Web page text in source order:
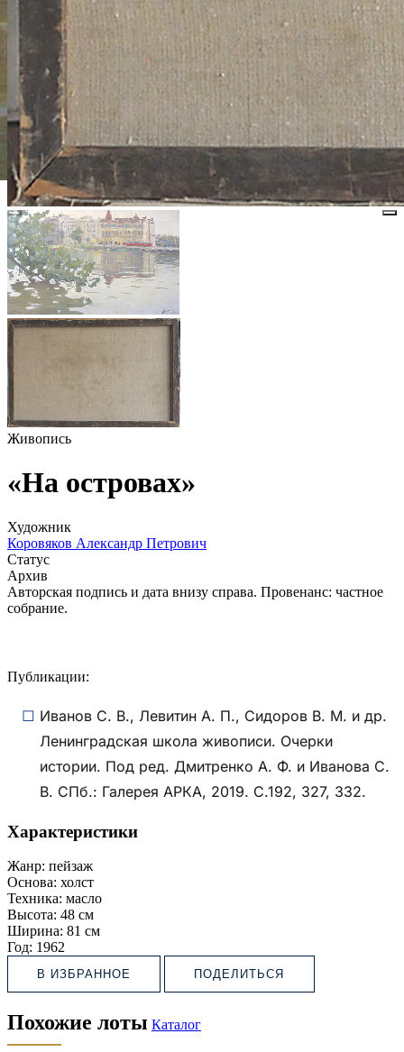
Живопись
«На островах»
Художник
Коровяков Александр Петрович
Статус
Архив
Авторская подпись и дата внизу справа. Провенанс: частное
собрание.
Публикации:
Иванов С. В., Левитин А. П., Сидоров В. М. и др.
Ленинградская школа живописи. Очерки
истории. Под ред. Дмитренко А. Ф. и Иванова С.
В. СПб.: Галерея АРКА, 2019. С.192, 327, 332.
Характеристики
Жанр: пейзаж
Основа: холст
Техника: масло
Высота: 48 см
Ширина: 81 см
Год: 1962
В ИЗБРАННОЕ ПОДЕЛИТЬСЯ
Похожие лоты Каталог